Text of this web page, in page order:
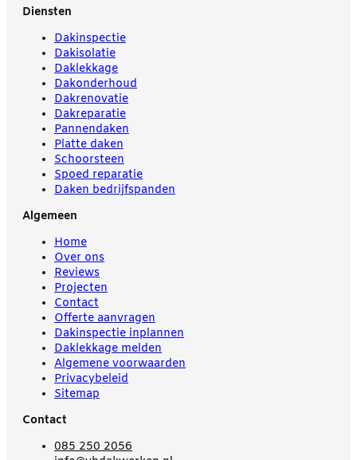
Diensten
Dakinspectie
Dakisolatie
Daklekkage
Dakonderhoud
Dakrenovatie
Dakreparatie
Pannendaken
Platte daken
Schoorsteen
Spoed reparatie
Daken bedrijfspanden
Algemeen
Home
Over ons
Reviews
Projecten
Contact
Offerte aanvragen
Dakinspectie inplannen
Daklekkage melden
Algemene voorwaarden
Privacybeleid
Sitemap
Contact
085 250 2056